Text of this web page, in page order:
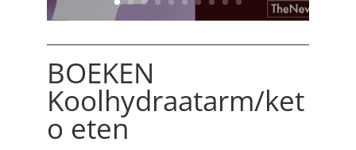
BOEKEN
Koolhydraatarm/ket
o eten